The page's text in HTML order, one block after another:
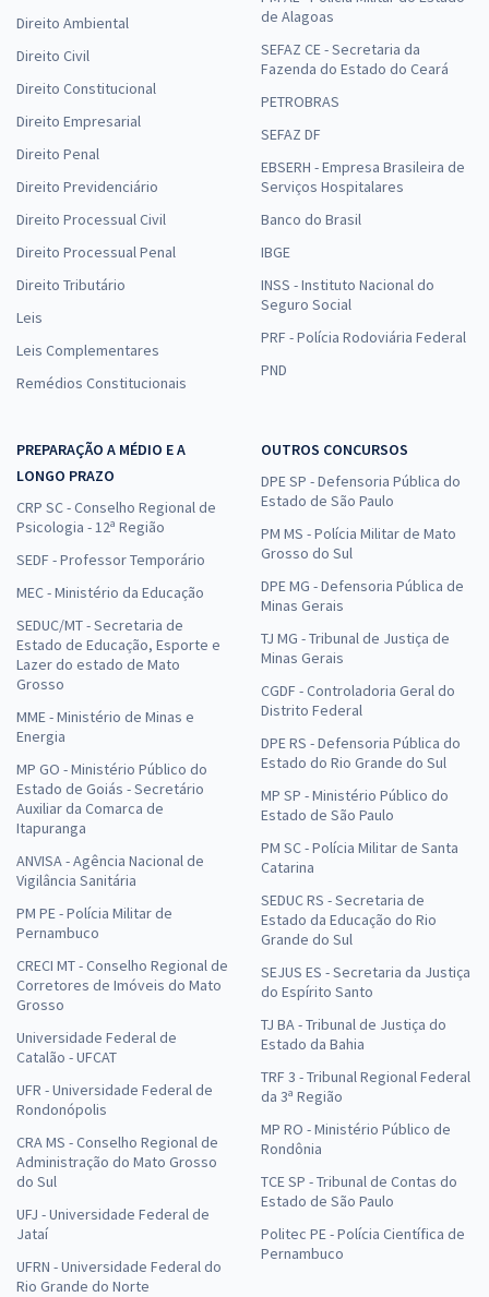
Direito Ambiental
Direito Civil
Direito Constitucional
Direito Empresarial
Direito Penal
Direito Previdenciário
Direito Processual Civil
Direito Processual Penal
Direito Tributário
Leis
Leis Complementares
Remédios Constitucionais
de Alagoas
SEFAZ CE - Secretaria da
Fazenda do Estado do Ceará
PETROBRAS
SEFAZ DF
EBSERH - Empresa Brasileira de
Serviços Hospitalares
Banco do Brasil
IBGE
INSS - Instituto Nacional do
Seguro Social
PRF - Polícia Rodoviária Federal
PND
PREPARAÇÃO A MÉDIO E A
LONGO PRAZO
CRP SC - Conselho Regional de
Psicologia - 12ª Região
SEDF - Professor Temporário
MEC - Ministério da Educação
SEDUC/MT - Secretaria de
Estado de Educação, Esporte e
Lazer do estado de Mato
Grosso
MME - Ministério de Minas e
Energia
MP GO - Ministério Público do
Estado de Goiás - Secretário
Auxiliar da Comarca de
Itapuranga
ANVISA - Agência Nacional de
Vigilância Sanitária
PM PE - Polícia Militar de
Pernambuco
CRECI MT - Conselho Regional de
Corretores de Imóveis do Mato
Grosso
Universidade Federal de
Catalão - UFCAT
UFR - Universidade Federal de
Rondonópolis
CRA MS - Conselho Regional de
Administração do Mato Grosso
do Sul
UFJ - Universidade Federal de
Jataí
UFRN - Universidade Federal do
Rio Grande do Norte
OUTROS CONCURSOS
DPE SP - Defensoria Pública do
Estado de São Paulo
PM MS - Polícia Militar de Mato
Grosso do Sul
DPE MG - Defensoria Pública de
Minas Gerais
TJ MG - Tribunal de Justiça de
Minas Gerais
CGDF - Controladoria Geral do
Distrito Federal
DPE RS - Defensoria Pública do
Estado do Rio Grande do Sul
MP SP - Ministério Público do
Estado de São Paulo
PM SC - Polícia Militar de Santa
Catarina
SEDUC RS - Secretaria de
Estado da Educação do Rio
Grande do Sul
SEJUS ES - Secretaria da Justiça
do Espírito Santo
TJ BA - Tribunal de Justiça do
Estado da Bahia
TRF 3 - Tribunal Regional Federal
da 3ª Região
MP RO - Ministério Público de
Rondônia
TCE SP - Tribunal de Contas do
Estado de São Paulo
Politec PE - Polícia Científica de
Pernambuco